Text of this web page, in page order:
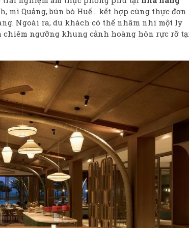
mì Quảng, bún bò Huế… kết hợp cùng thực đơn
Ngoài ra, du khách có thể nhâm nhi một ly
ngưỡng khung cảnh hoàng hôn rực rỡ